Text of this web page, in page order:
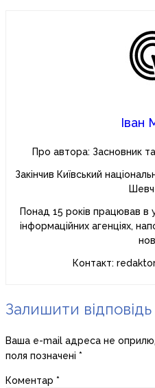
Іван
Про автора: Засновник
Закінчив Київський
Понад 15 років працював в
інформаційних агенціях,
Контакт:
Залишити відповідь
Ваша e-mail адреса не
поля позначені *
Коментар *